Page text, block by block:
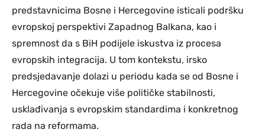
predstavnicima Bosne i Hercegovine isticali podršku
evropskoj perspektivi Zapadnog Balkana, kao i
spremnost da s BiH podijele iskustva iz procesa
evropskih integracija. U tom kontekstu, irsko
predsjedavanje dolazi u periodu kada se od Bosne i
Hercegovine očekuje više političke stabilnosti,
usklađivanja s evropskim standardima i konkretnog
rada na reformama.